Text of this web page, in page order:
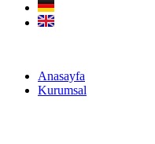
Anasayfa
Kurumsal